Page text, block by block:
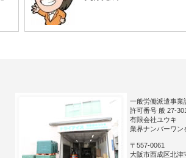
一般労働派遣事業
許可番号 般 27-
有限会社ユウキ
業界ナンバーワン
〒557-0061
大阪市西成区北津